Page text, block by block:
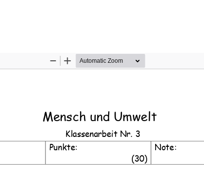
Zoom
Zoom
Mensch und Umwelt
Klassenarbeit Nr. 3
Punkte:
(30)
Note:
Klassenarbeit 4243 Klassenarbeit 4242